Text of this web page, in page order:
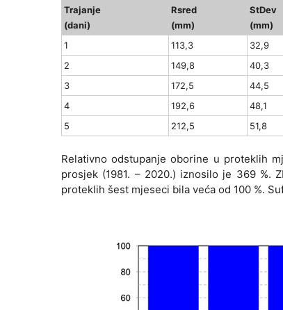
Trajanje
(dani)
Rsred
(mm)
StDev
(mm)
1
113,3 32,9
2
149,8 40,3
3
172,5 44,5
4
192,6 48,1
5
212,5 51,8
Relativno odstupanje oborine u proteklih
prosjek (1981. – 2020.) iznosilo je 369 %.
proteklih šest mjeseci bila veća od 100 %.